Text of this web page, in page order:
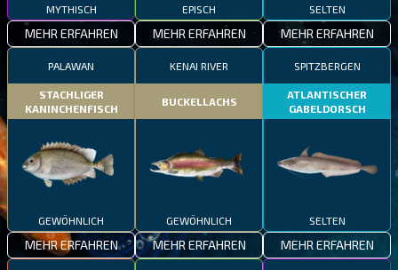
MYTHISCH
MEHR ERFAHREN
EPISCH
MEHR ERFAHREN
SELTEN
MEHR ERFAHREN
PALAWAN
STACHLIGER
KANINCHENFISCH
GEWÖHNLICH
MEHR ERFAHREN
KENAI RIVER
BUCKELLACHS
GEWÖHNLICH
MEHR ERFAHREN
SPITZBERGEN
ATLANTISCHER
GABELDORSCH
SELTEN
MEHR ERFAHREN